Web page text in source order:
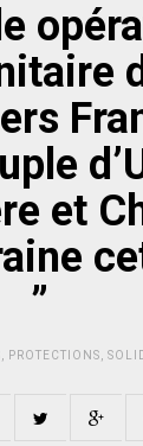
et
”
PROTECTIONS